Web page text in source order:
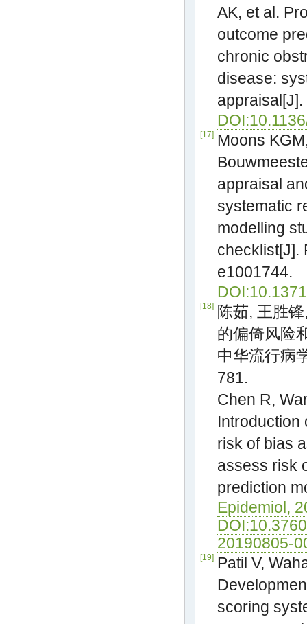
AK, et al.
outcome
chronic
disease:
[17] Moons
appraisal
systematic
modelling
checklist[J].
e1001744.
[18]
陈茹, 王胜
的偏倚风险
中华流行病
781.
Chen R,
Introduction
risk of bias
assess risk
prediction
Epidemiol,
20190805-
[19] Patil V,
scoring